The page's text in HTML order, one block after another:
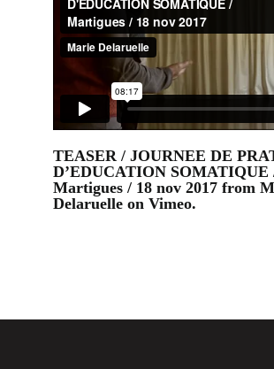
TEASER / JOURNEE DE
D’EDUCATION SOMATIQUE
Martigues / 18 nov 2017 from
Delaruelle on Vimeo.